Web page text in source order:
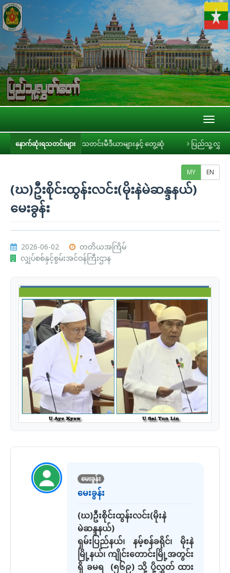
နောက်ဆုံးရသတင်းများ
ဋ္ဌ ဦးခင်ရီ သတင်းမီဒီယာများနှင့် တွေ့ဆုံ ပြည်သူ့လွှတ်တော် အစိုးရ၏ အ
MY EN
(ဃ)ဦးစိုင်းထွန်းလင်း(မိုးနဲမဲဆန္ဒနယ်)
မေးခွန်း
2026-06-02
တတိယအကြိမ်
လျှပ်စစ်နှင့်စွမ်းအင်ဝန်ကြီးဌာန
မေးခွန်း
မေးခွန်း
(ဃ)ဦးစိုင်းထွန်းလင်း(မိုးနဲ
မဲဆန္ဒနယ်)
ရှမ်းပြည်နယ်၊ နမ့်စန်ခရိုင်၊ မိုးနဲ
မြို့နယ်၊ ကျိုင်းတောင်းမြို့အတွင်း
ရှိ ခမရ (၅၆၉) သို့ ပို့လွှတ် ထား